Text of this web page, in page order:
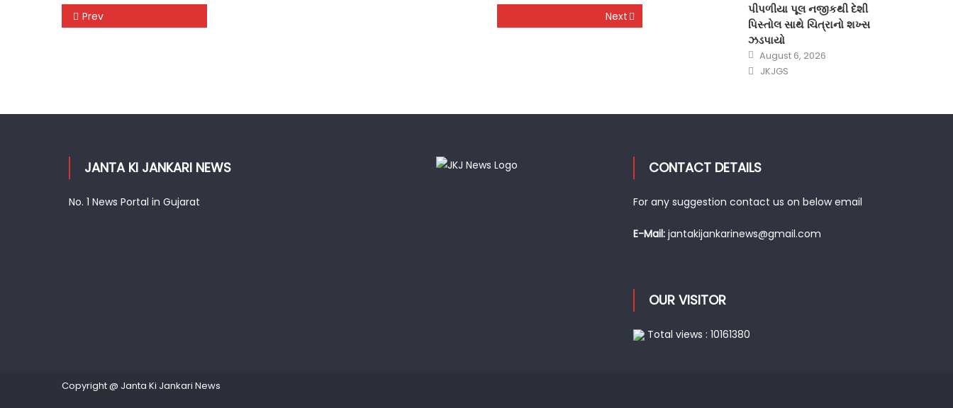
Post
Prev Next
પીપળીયા પૂલ નજીકથી દેશી
પિસ્તોલ સાથે ચિત્રાનો શખ્સ
ઝડપાયો
Posted
on
August 6, 2026
Author
JKJGS
JANTA KI JANKARI NEWS
No. 1 News Portal in Gujarat
CONTACT DETAILS
For any suggestion contact us on below email
E-Mail: jantakijankarinews@gmail.com
OUR VISITOR
Total views : 10161380
Copyright @ Janta Ki Jankari News